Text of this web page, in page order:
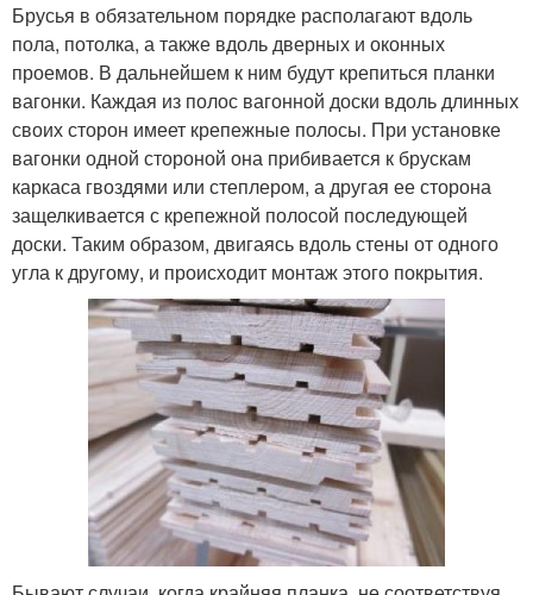
Брусья в обязательном порядке располагают вдоль
пола, потолка, а также вдоль дверных и оконных
проемов. В дальнейшем к ним будут крепиться планки
вагонки. Каждая из полос вагонной доски вдоль длинных
своих сторон имеет крепежные полосы. При установке
вагонки одной стороной она прибивается к брускам
каркаса гвоздями или степлером, а другая ее сторона
защелкивается с крепежной полосой последующей
доски. Таким образом, двигаясь вдоль стены от одного
угла к другому, и происходит монтаж этого покрытия.